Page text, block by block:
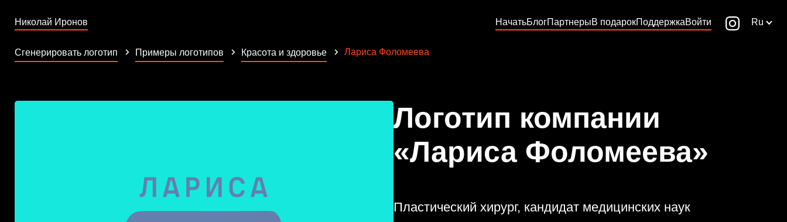
Николай Иронов НачатьБлогПартнерыВ подарокПоддержкаВойти Ru
Сгенерировать логотип Примеры логотипов Красота и здоровье Лариса Фоломеева
Логотип компании
«Лариса Фоломеева»
Пластический хирург, кандидат медицинских наук